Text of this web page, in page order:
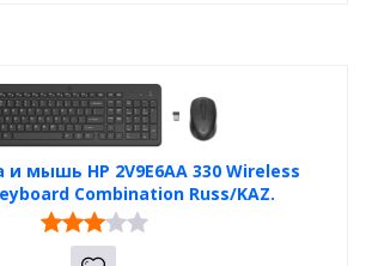
и мышь HP 2V9E6AA 330 Wireless
Combination Russ/KAZ.